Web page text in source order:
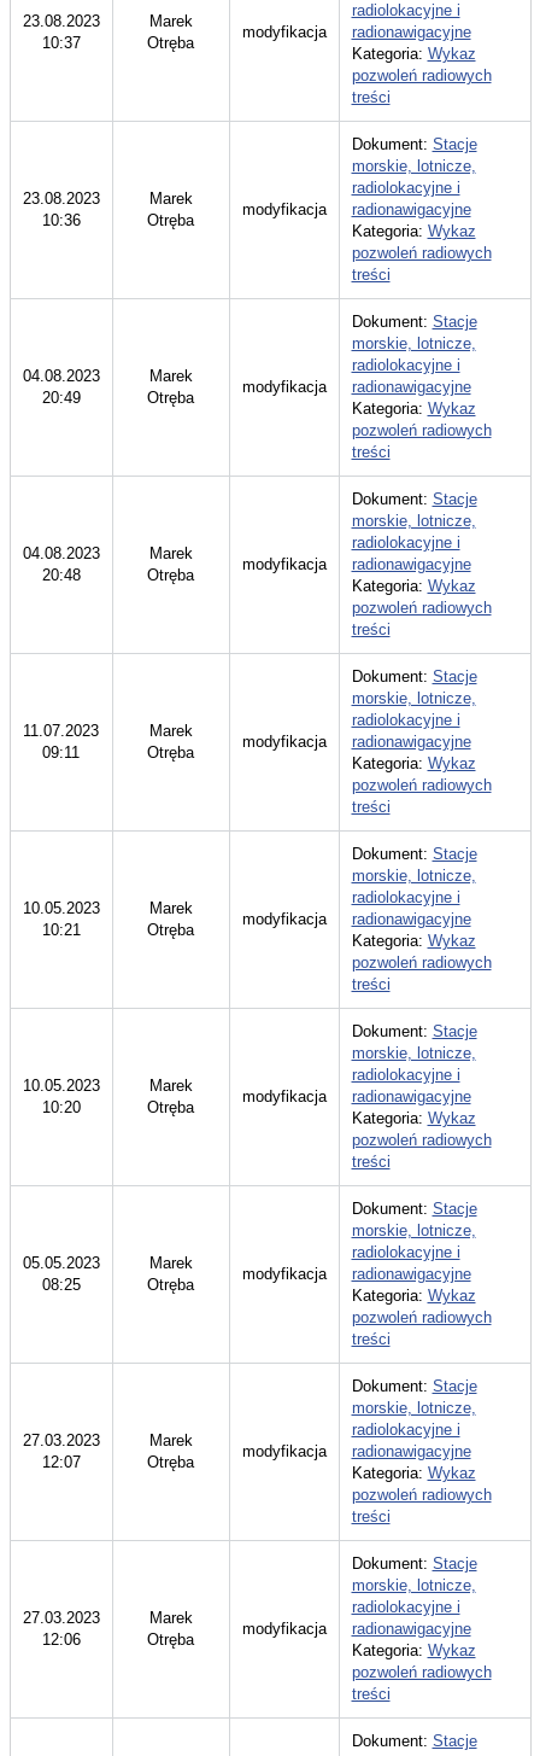
23.08.2023
10:37
Marek
Otręba
modyfikacja
radiolokacyjne i
radionawigacyjne
Kategoria: Wykaz
pozwoleń radiowych
treści
23.08.2023
10:36
Marek
Otręba
modyfikacja
Dokument: Stacje
morskie, lotnicze,
radiolokacyjne i
radionawigacyjne
Kategoria: Wykaz
pozwoleń radiowych
treści
04.08.2023
20:49
Marek
Otręba
modyfikacja
Dokument: Stacje
morskie, lotnicze,
radiolokacyjne i
radionawigacyjne
Kategoria: Wykaz
pozwoleń radiowych
treści
04.08.2023
20:48
Marek
Otręba
modyfikacja
Dokument: Stacje
morskie, lotnicze,
radiolokacyjne i
radionawigacyjne
Kategoria: Wykaz
pozwoleń radiowych
treści
11.07.2023
09:11
Marek
Otręba
modyfikacja
Dokument: Stacje
morskie, lotnicze,
radiolokacyjne i
radionawigacyjne
Kategoria: Wykaz
pozwoleń radiowych
treści
10.05.2023
10:21
Marek
Otręba
modyfikacja
Dokument: Stacje
morskie, lotnicze,
radiolokacyjne i
radionawigacyjne
Kategoria: Wykaz
pozwoleń radiowych
treści
10.05.2023
10:20
Marek
Otręba
modyfikacja
Dokument: Stacje
morskie, lotnicze,
radiolokacyjne i
radionawigacyjne
Kategoria: Wykaz
pozwoleń radiowych
treści
05.05.2023
08:25
Marek
Otręba
modyfikacja
Dokument: Stacje
morskie, lotnicze,
radiolokacyjne i
radionawigacyjne
Kategoria: Wykaz
pozwoleń radiowych
treści
27.03.2023
12:07
Marek
Otręba
modyfikacja
Dokument: Stacje
morskie, lotnicze,
radiolokacyjne i
radionawigacyjne
Kategoria: Wykaz
pozwoleń radiowych
treści
27.03.2023
12:06
Marek
Otręba
modyfikacja
Dokument: Stacje
morskie, lotnicze,
radiolokacyjne i
radionawigacyjne
Kategoria: Wykaz
pozwoleń radiowych
treści
Dokument: Stacje